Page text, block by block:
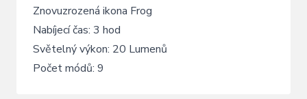
Znovuzrozená ikona Frog
Nabíjecí čas: 3 hod
Světelný výkon: 20 Lumenů
Počet módů: 9